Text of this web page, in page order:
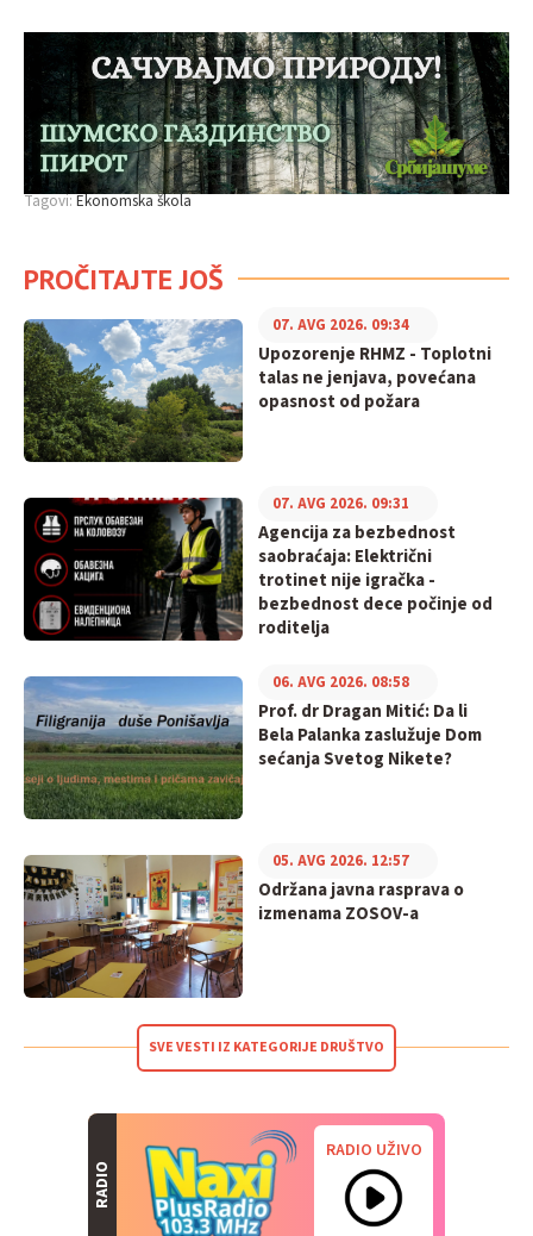
Tagovi:Ekonomska škola
PROČITAJTE JOŠ
Upozorenje RHMZ - Toplotni
talas ne jenjava, povećana
opasnost od požara
07. AVG 2026. 09:34
Agencija za bezbednost
saobraćaja: Električni
trotinet nije igračka -
bezbednost dece počinje od
roditelja
07. AVG 2026. 09:31
Prof. dr Dragan Mitić: Da li
Bela Palanka zaslužuje Dom
sećanja Svetog Nikete?
06. AVG 2026. 08:58
Održana javna rasprava o
izmenama ZOSOV-a
05. AVG 2026. 12:57
SVE VESTI IZ KATEGORIJE DRUŠTVO
RADIO
RADIO UŽIVO